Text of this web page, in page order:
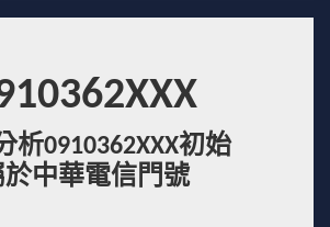
析0910362XXX初始
於中華電信門號